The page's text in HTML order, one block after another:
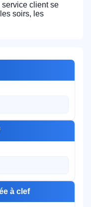
service client se
soirs, les
à clef